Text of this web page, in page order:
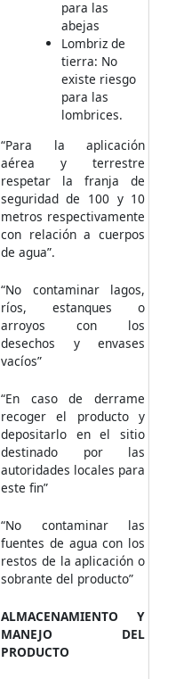
para las
abejas
Lombriz de
tierra: No
existe riesgo
para las
lombrices.
“Para la aplicación
aérea y terrestre
respetar la franja de
seguridad de 100 y 10
metros respectivamente
con relación a cuerpos
de agua”.
“No contaminar lagos,
ríos, estanques o
arroyos con los
desechos y envases
vacíos”
“En caso de derrame
recoger el producto y
depositarlo en el sitio
destinado por las
autoridades locales para
este fin”
“No contaminar las
fuentes de agua con los
restos de la aplicación o
sobrante del producto”
ALMACENAMIENTO Y
MANEJO DEL
PRODUCTO